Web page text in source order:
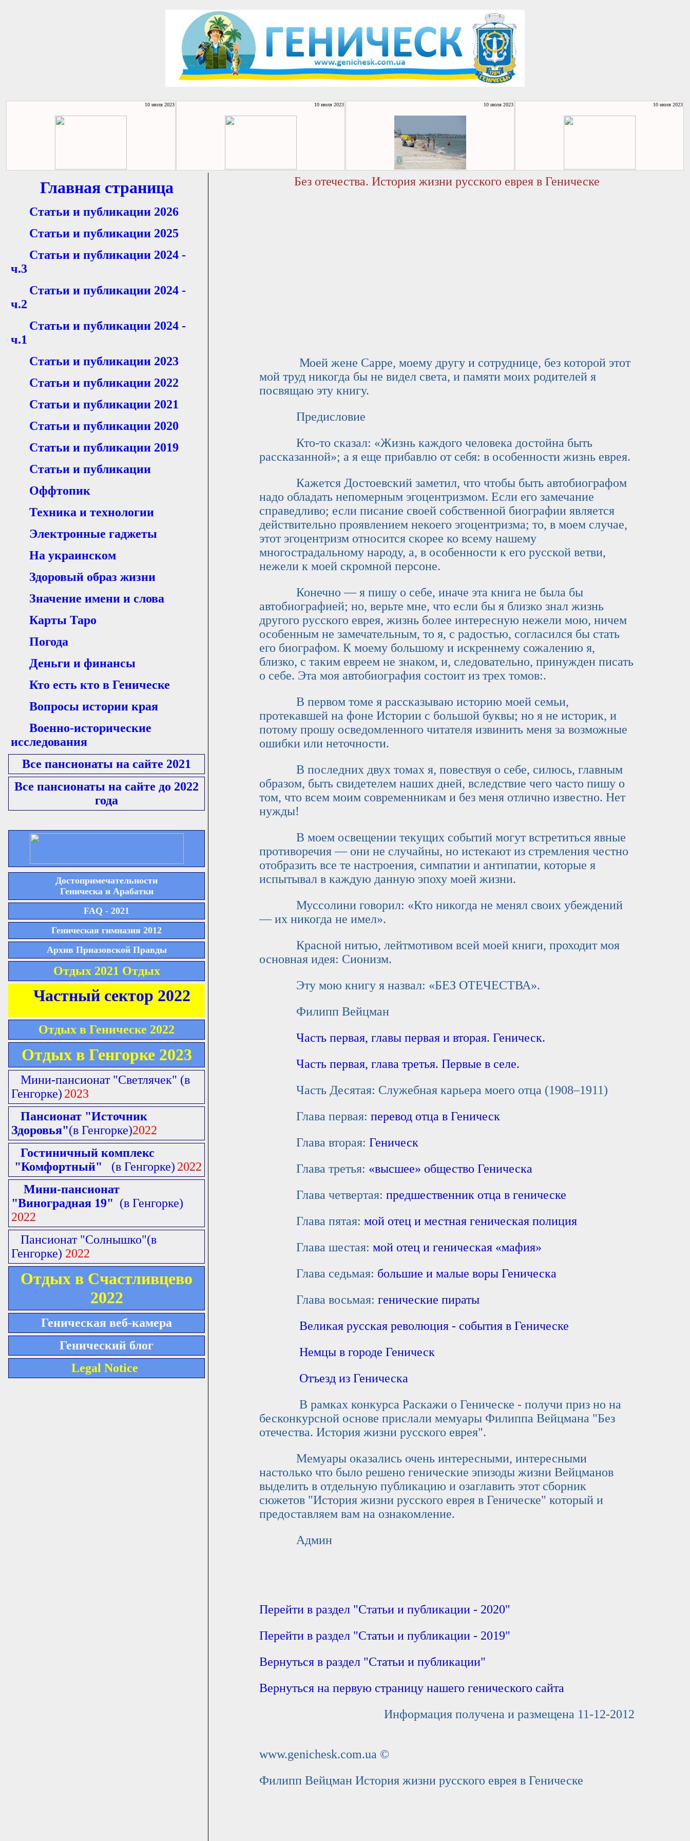
10 июля 2023 10 июля 2023 10 июля 2023 10 июля 2023
Главная страница
Статьи и публикации 2026
Статьи и публикации 2025
Статьи и публикации 2024 -
ч.3
Статьи и публикации 2024 -
ч.2
Статьи и публикации 2024 -
ч.1
Статьи и публикации 2023
Статьи и публикации 2022
Статьи и публикации 2021
Статьи и публикации 2020
Статьи и публикации 2019
Статьи и публикации
Оффтопик
Техника и технологии
Электронные гаджеты
На украинском
Здоровый образ жизни
Значение имени и слова
Карты Таро
Погода
Деньги и финансы
Кто есть кто в Геническе
Вопросы истории края
Военно-исторические
исследования
Все пансионаты на сайте 2021
Все пансионаты на сайте до 2022
года
Достопримечательности
Геническа и Арабатки
FAQ - 2021
Геническая гимназия 2012
Архив Приазовской Правды
Отдых 2021 Отдых
Частный сектор 2022
Отдых в Геническе 2022
Отдых в Генгорке 2023
Мини-пансионат "Светлячек" (в
Генгорке) 2023
Пансионат "Источник
Здоровья"(в Генгорке)2022
Гостиничный комплекс
"Комфортный" (в Генгорке) 2022
Мини-пансионат
"Виноградная 19" (в Генгорке)
2022
Пансионат "Солнышко"(в
Генгорке) 2022
Отдых в Счастливцево
2022
Геническая веб-камера
Генический блог
Legal Notice
Без отечества. История жизни русского еврея в Геническе
Моей жене Сарре, моему другу и сотруднице, без которой этот
мой труд никогда бы не видел света, и памяти моих родителей я
посвящаю эту книгу.
Предисловие
Кто-то сказал: «Жизнь каждого человека достойна быть
рассказанной»; а я еще прибавлю от себя: в особенности жизнь еврея.
Кажется Достоевский заметил, что чтобы быть автобиографом
надо обладать непомерным эгоцентризмом. Если его замечание
справедливо; если писание своей собственной биографии является
действительно проявлением некоего эгоцентризма; то, в моем случае,
этот эгоцентризм относится скорее ко всему нашему
многострадальному народу, а, в особенности к его русской ветви,
нежели к моей скромной персоне.
Конечно — я пишу о себе, иначе эта книга не была бы
автобиографией; но, верьте мне, что если бы я близко знал жизнь
другого русского еврея, жизнь более интересную нежели мою, ничем
особенным не замечательным, то я, с радостью, согласился бы стать
его биографом. К моему большому и искреннему сожалению я,
близко, с таким евреем не знаком, и, следовательно, принужден писать
о себе. Эта моя автобиография состоит из трех томов:.
В первом томе я рассказываю историю моей семьи,
протекавшей на фоне Истории с большой буквы; но я не историк, и
потому прошу осведомленного читателя извинить меня за возможные
ошибки или неточности.
В последних двух томах я, повествуя о себе, силюсь, главным
образом, быть свидетелем наших дней, вследствие чего часто пишу о
том, что всем моим современникам и без меня отлично известно. Нет
нужды!
В моем освещении текущих событий могут встретиться явные
противоречия — они не случайны, но истекают из стремления честно
отобразить все те настроения, симпатии и антипатии, которые я
испытывал в каждую данную эпоху моей жизни.
Муссолини говорил: «Кто никогда не менял своих убеждений
— их никогда не имел».
Красной нитью, лейтмотивом всей моей книги, проходит моя
основная идея: Сионизм.
Эту мою книгу я назвал: «БЕЗ ОТЕЧЕСТВА».
Филипп Вейцман
Часть первая, главы первая и вторая. Геническ.
Часть первая, глава третья. Первые в селе.
Часть Десятая: Служебная карьера моего отца (1908–1911)
Глава первая: перевод отца в Геническ
Глава вторая: Геническ
Глава третья: «высшее» общество Геническа
Глава четвертая: предшественник отца в геническе
Глава пятая: мой отец и местная геническая полиция
Глава шестая: мой отец и геническая «мафия»
Глава седьмая: большие и малые воры Геническа
Глава восьмая: генические пираты
Великая русская революция - события в Геническе
Немцы в городе Геническ
Отъезд из Геническа
В рамках конкурса Раскажи о Геническе - получи приз но на
бесконкурсной основе прислали мемуары Филиппа Вейцмана "Без
отечества. История жизни русского еврея".
Мемуары оказались очень интересными, интересными
настолько что было решено генические эпизоды жизни Вейцманов
выделить в отдельную публикацию и озаглавить этот сборник
сюжетов "История жизни русского еврея в Геническе" который и
предоставляем вам на ознакомление.
Админ
Перейти в раздел "Статьи и публикации - 2020"
Перейти в раздел "Статьи и публикации - 2019"
Вернуться в раздел "Статьи и публикации"
Вернуться на первую страницу нашего генического сайта
Информация получена и размещена 11-12-2012
www.genichesk.com.ua ©
Филипп Вейцман История жизни русского еврея в Геническе